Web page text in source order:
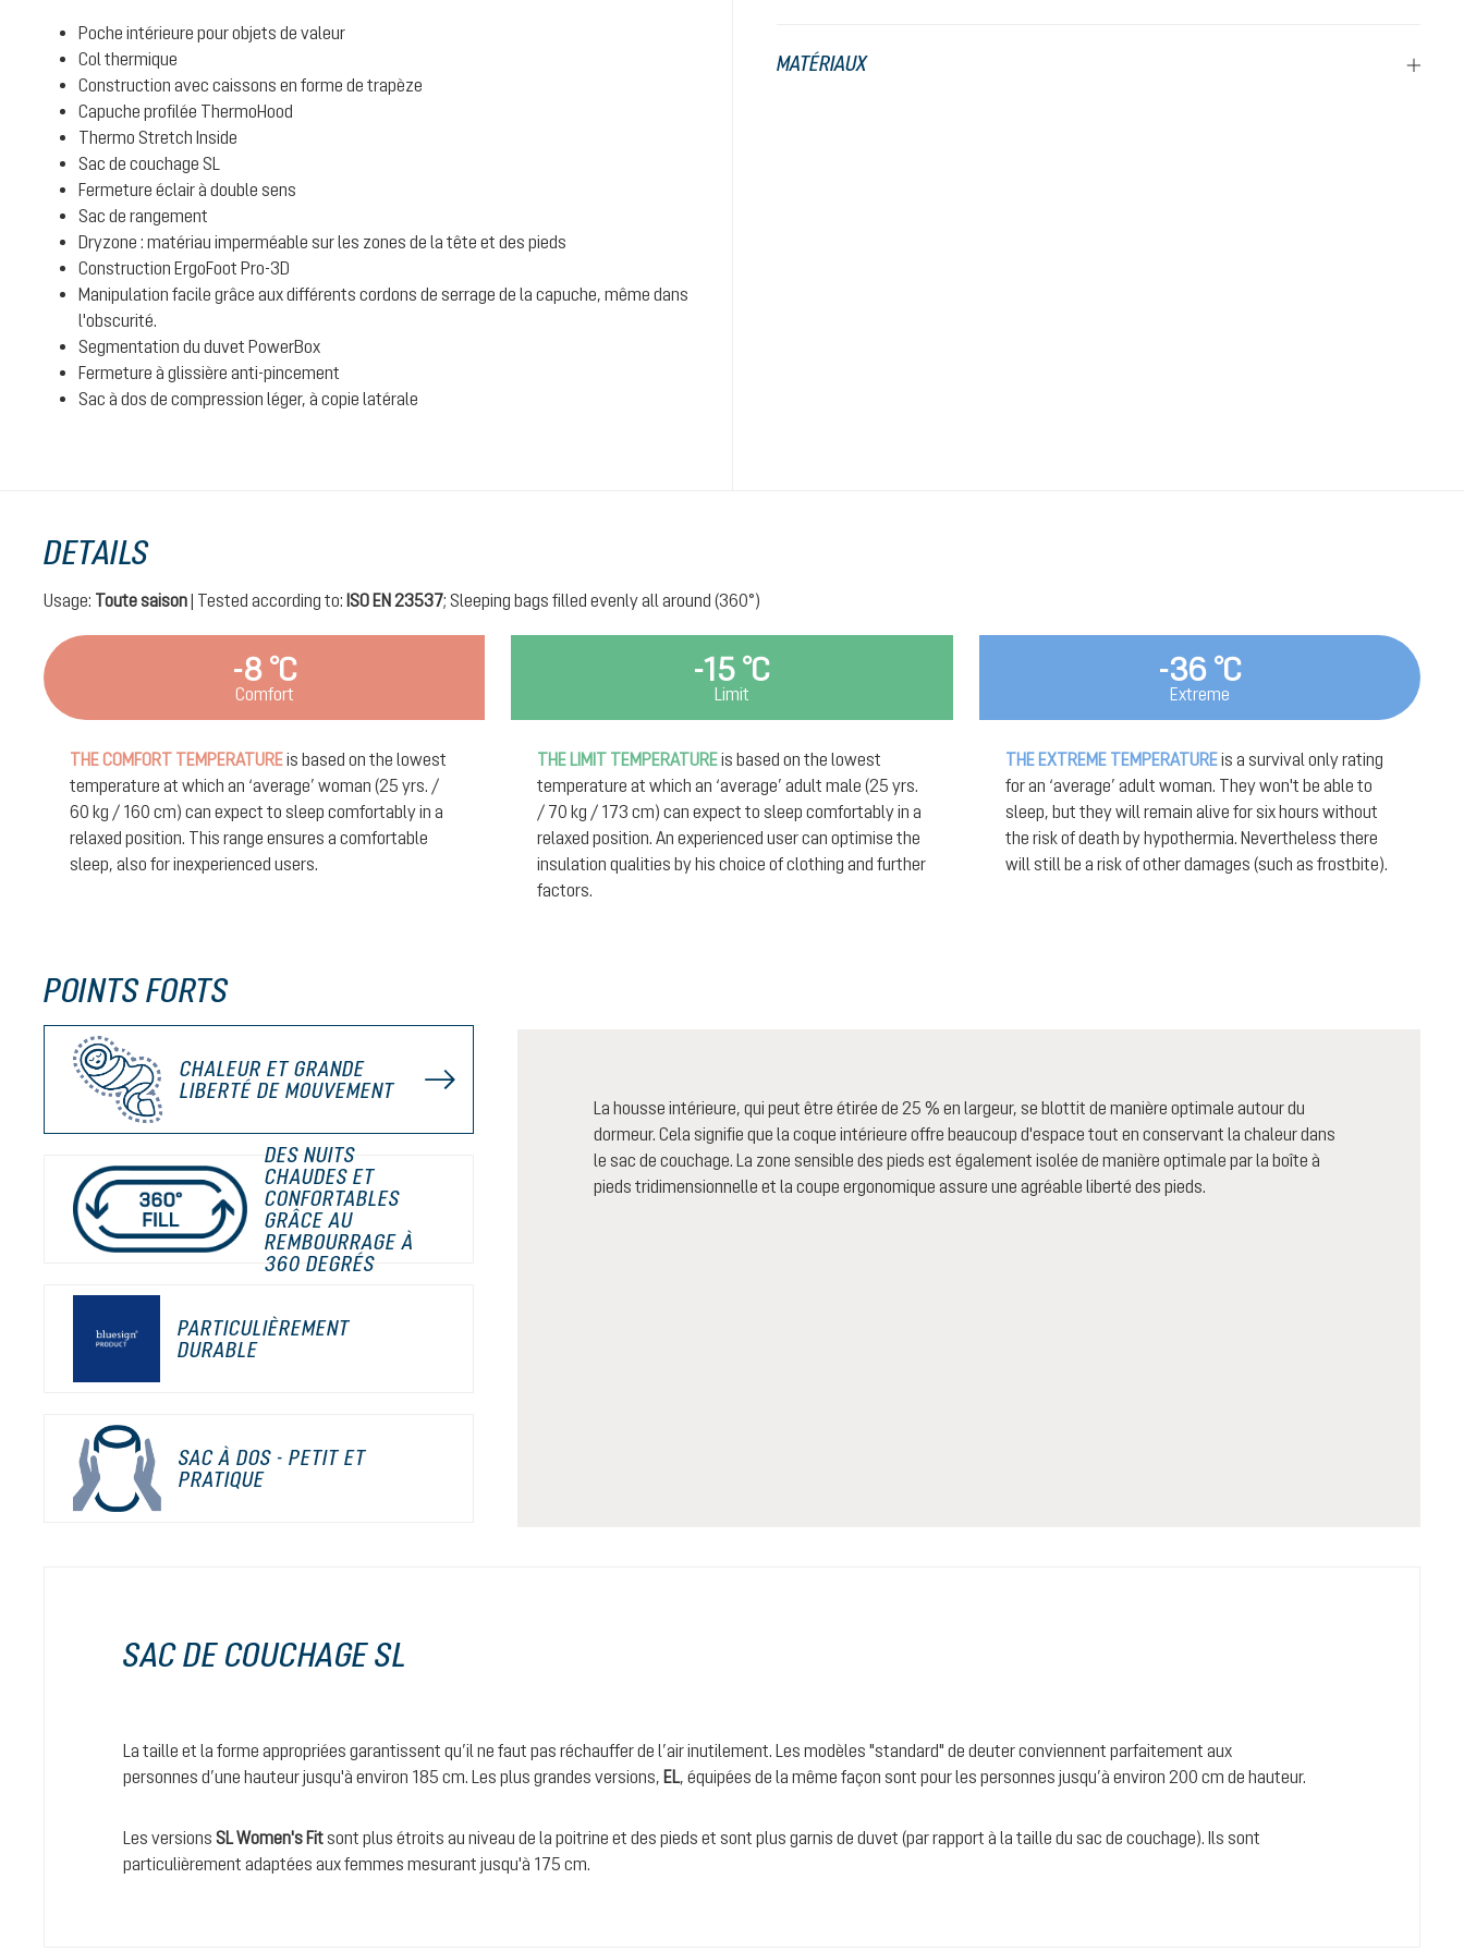
Poche intérieure pour objets de valeur
Col thermique
Construction avec caissons en forme de trapèze
Capuche profilée ThermoHood
Thermo Stretch Inside
Sac de couchage SL
Fermeture éclair à double sens
Sac de rangement
Dryzone : matériau imperméable sur les zones de la tête et des pieds
Construction ErgoFoot Pro-3D
Manipulation facile grâce aux différents cordons de serrage de la capuche, même dans
l'obscurité.
Segmentation du duvet PowerBox
Fermeture à glissière anti-pincement
Sac à dos de compression léger, à copie latérale
MATÉRIAUX
DETAILS
Usage: Toute saison| Tested according to: ISO EN 23537; Sleeping bags filled evenly all around (360°)
-8 °C
Comfort
THE COMFORT TEMPERATUREis based on the lowest
temperature at which an ‘average’ woman (25 yrs. /
60 kg / 160 cm) can expect to sleep comfortably in a
relaxed position. This range ensures a comfortable
sleep, also for inexperienced users.
-15 °C
Limit
THE LIMIT TEMPERATUREis based on the lowest
temperature at which an ‘average’ adult male (25 yrs.
/ 70 kg / 173 cm) can expect to sleep comfortably in a
relaxed position. An experienced user can optimise the
insulation qualities by his choice of clothing and further
factors.
-36 °C
Extreme
THE EXTREME TEMPERATUREis a survival only rating
for an ‘average’ adult woman. They won't be able to
sleep, but they will remain alive for six hours without
the risk of death by hypothermia. Nevertheless there
will still be a risk of other damages (such as frostbite).
POINTS FORTS
CHALEUR ET GRANDE
LIBERTÉ DE MOUVEMENT
DES NUITS
CHAUDES ET
CONFORTABLES
GRÂCE AU
REMBOURRAGE À
360 DEGRÉS
PARTICULIÈREMENT
DURABLE
SAC À DOS - PETIT ET
PRATIQUE
La housse intérieure, qui peut être étirée de 25 % en largeur, se blottit de manière optimale autour du
dormeur. Cela signifie que la coque intérieure offre beaucoup d'espace tout en conservant la chaleur dans
le sac de couchage. La zone sensible des pieds est également isolée de manière optimale par la boîte à
pieds tridimensionnelle et la coupe ergonomique assure une agréable liberté des pieds.
SAC DE COUCHAGE SL
La taille et la forme appropriées garantissent qu’il ne faut pas réchauffer de l’air inutilement. Les modèles "standard" de deuter conviennent parfaitement aux
personnes d’une hauteur jusqu'à environ 185 cm. Les plus grandes versions, EL, équipées de la même façon sont pour les personnes jusqu’à environ 200 cm de hauteur.
Les versions SL Women's Fitsont plus étroits au niveau de la poitrine et des pieds et sont plus garnis de duvet (par rapport à la taille du sac de couchage). Ils sont
particulièrement adaptées aux femmes mesurant jusqu'à 175 cm.